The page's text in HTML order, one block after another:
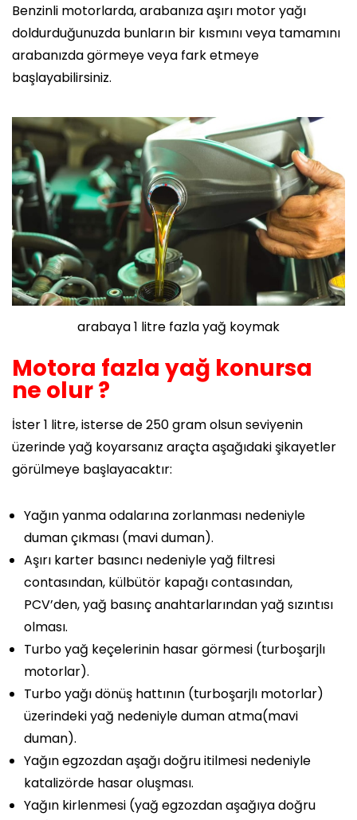
Benzinli motorlarda, arabanıza aşırı motor yağı
doldurduğunuzda bunların bir kısmını veya tamamını
arabanızda görmeye veya fark etmeye
başlayabilirsiniz.
arabaya 1 litre fazla yağ koymak
Motora fazla yağ konursa
ne olur ?
İster 1 litre, isterse de 250 gram olsun seviyenin
üzerinde yağ koyarsanız araçta aşağıdaki şikayetler
görülmeye başlayacaktır:
Yağın yanma odalarına zorlanması nedeniyle
duman çıkması (mavi duman).
Aşırı karter basıncı nedeniyle yağ filtresi
contasından, külbütör kapağı contasından,
PCV’den, yağ basınç anahtarlarından yağ sızıntısı
olması.
Turbo yağ keçelerinin hasar görmesi (turboşarjlı
motorlar).
Turbo yağı dönüş hattının (turboşarjlı motorlar)
üzerindeki yağ nedeniyle duman atma(mavi
duman).
Yağın egzozdan aşağı doğru itilmesi nedeniyle
katalizörde hasar oluşması.
Yağın kirlenmesi (yağ egzozdan aşağıya doğru